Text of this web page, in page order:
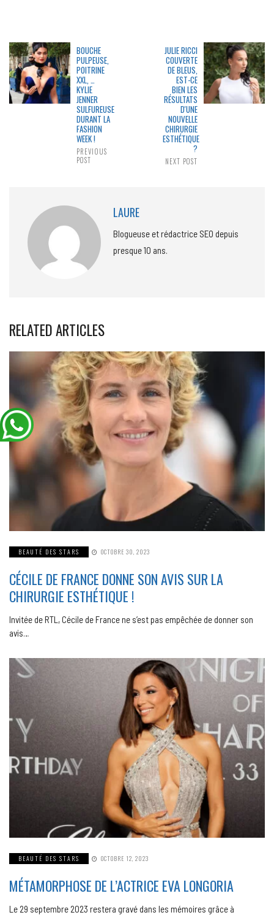
BOUCHE
PULPEUSE,
POITRINE
XXL, …
KYLIE
JENNER
SULFUREUSE
DURANT LA
FASHION
WEEK !
PREVIOUS
POST
JULIE RICCI
COUVERTE
DE BLEUS,
EST-CE
BIEN LES
RÉSULTATS
D'UNE
NOUVELLE
CHIRURGIE
ESTHÉTIQUE
?
NEXT POST
LAURE
Blogueuse et rédactrice SEO depuis
presque 10 ans.
RELATED ARTICLES
BEAUTÉ DES STARS OCTOBRE 30, 2023
CÉCILE DE FRANCE DONNE SON AVIS SUR LA
CHIRURGIE ESTHÉTIQUE !
Invitée de RTL, Cécile de France ne s’est pas empêchée de donner son
avis…
BEAUTÉ DES STARS OCTOBRE 12, 2023
MÉTAMORPHOSE DE L’ACTRICE EVA LONGORIA
Le 29 septembre 2023 restera gravé dans les mémoires grâce à